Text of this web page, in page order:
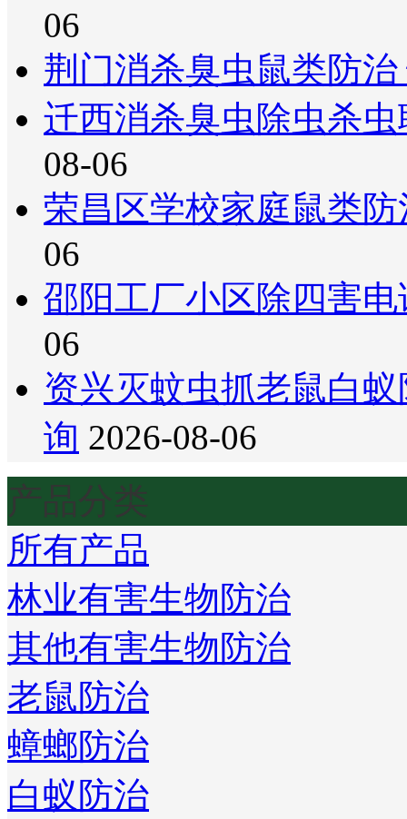
06
荆门消杀臭虫鼠类防
迁西消杀臭虫除虫杀
08-06
荣昌区学校家庭鼠类
06
邵阳工厂小区除四害
06
资兴灭蚊虫抓老鼠白
询 2026-08-06
产品分类
所有产品
林业有害生物防治
其他有害生物防治
老鼠防治
蟑螂防治
白蚁防治